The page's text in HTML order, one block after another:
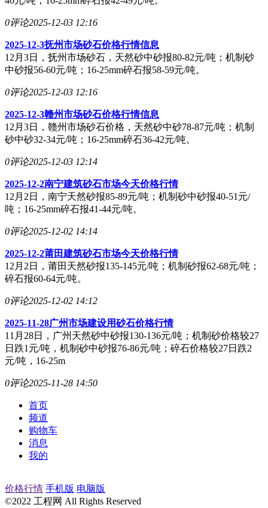
0评论2025-12-03 12:16
2025-12-3抚州市场砂石价格行情信息
12月3日，抚州市场砂石，天然砂中砂报80-82元/吨；机制砂
中砂报56-60元/吨；16-25mm碎石报58-59元/吨。
0评论2025-12-03 12:16
2025-12-3赣州市场砂石价格行情信息
12月3日，赣州市场砂石价格，天然砂中砂78-87元/吨；机制
砂中砂32-34元/吨；16-25mm碎石36-42元/吨。
0评论2025-12-03 12:14
2025-12-2南宁建筑砂石市场今天价格行情
12月2日，南宁天然砂报85-89元/吨；机制砂中砂报40-51元/
吨；16-25mm碎石报41-44元/吨。
0评论2025-12-02 14:14
2025-12-2莆田建筑砂石市场今天价格行情
12月2日，莆田天然砂报135-145元/吨；机制砂报62-68元/吨；
碎石报60-64元/吨。
0评论2025-12-02 14:12
2025-11-28广州市场建设用砂石价格行情
11月28日，广州天然砂中砂报130-136元/吨；机制砂价格较27
日跌1元/吨，机制砂中砂报76-86元/吨；碎石价格较27日跌2
元/吨，16-25m
0评论2025-11-28 14:50
首页
频道
购物车
消息
我的
价格行情 手机版 电脑版
©2022 工程网 All Rights Reserved